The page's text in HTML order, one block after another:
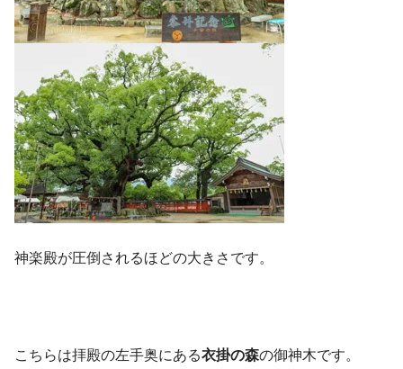
神楽殿が圧倒されるほどの大きさです。
こちらは拝殿の左手奥にある衣掛の森の御神木です。